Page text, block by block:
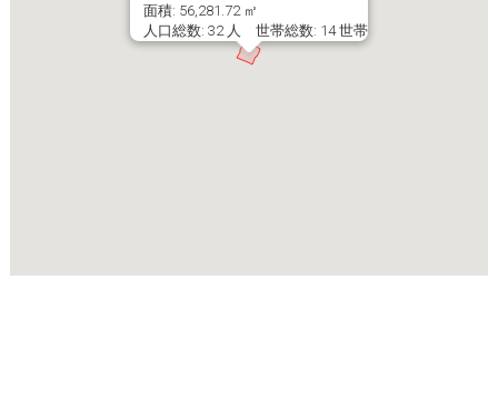
面積: 56,281.72 ㎡
人口総数: 32 人 世帯総数: 14 世帯